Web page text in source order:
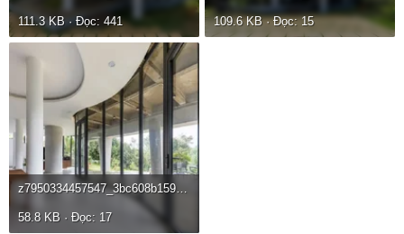
111.3 KB · Đọc: 441 109.6 KB · Đọc: 15
z7950334457547_3bc608b1598d1c2467baecf8d3f3d9a7.webp
58.8 KB · Đọc: 17